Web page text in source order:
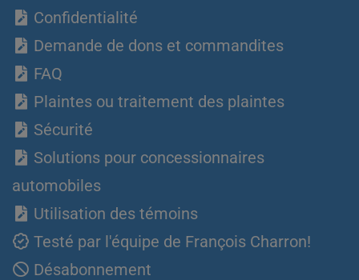
Confidentialité
Demande de dons et commandites
FAQ
Plaintes ou traitement des plaintes
Sécurité
Solutions pour concessionnaires
automobiles
Utilisation des témoins
Testé par l'équipe de François Charron!
Désabonnement